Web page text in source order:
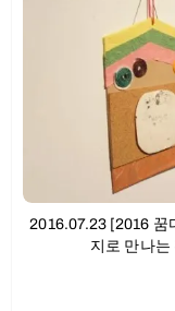
2016.07.23 [2016 꿈
지로 만나